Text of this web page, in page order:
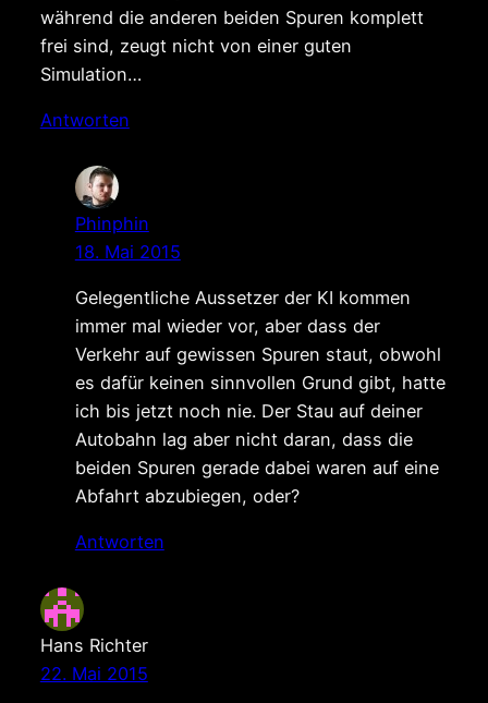
während die anderen beiden Spuren komplett
frei sind, zeugt nicht von einer guten
Simulation…
Antworten
Phinphin
18. Mai 2015
Gelegentliche Aussetzer der KI kommen
immer mal wieder vor, aber dass der
Verkehr auf gewissen Spuren staut, obwohl
es dafür keinen sinnvollen Grund gibt, hatte
ich bis jetzt noch nie. Der Stau auf deiner
Autobahn lag aber nicht daran, dass die
beiden Spuren gerade dabei waren auf eine
Abfahrt abzubiegen, oder?
Antworten
Hans Richter
22. Mai 2015